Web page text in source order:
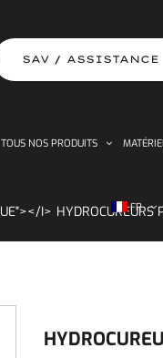
SAV / ASSISTANCE
TOUS NOS PRODUITS
FR
HYDROCUREURS